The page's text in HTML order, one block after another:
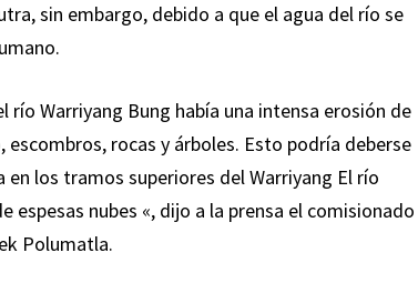
sin embargo, debido a que el agua del río se
Warriyang Bung había una intensa erosión de
rocas y árboles. Esto podría deberse
los tramos superiores del Warriyang El río
espesas nubes «, dijo a la prensa el comisionado
Polumatla.